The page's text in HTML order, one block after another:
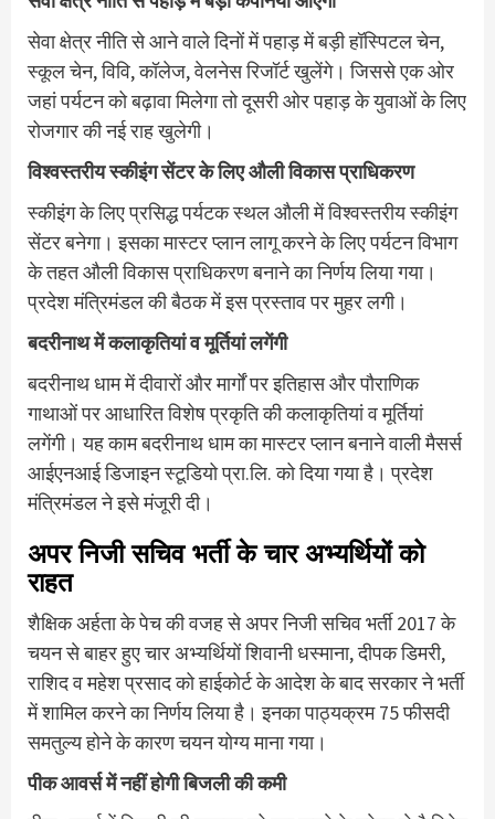
सेवा क्षेत्र नीति से आने वाले दिनों में पहाड़ में बड़ी हॉस्पिटल चेन,
स्कूल चेन, विवि, कॉलेज, वेलनेस रिजॉर्ट खुलेंगे। जिससे एक ओर
जहां पर्यटन को बढ़ावा मिलेगा तो दूसरी ओर पहाड़ के युवाओं के लिए
रोजगार की नई राह खुलेगी।
विश्वस्तरीय स्कीइंग सेंटर के लिए औली विकास प्राधिकरण
स्कीइंग के लिए प्रसिद्ध पर्यटक स्थल औली में विश्वस्तरीय स्कीइंग
सेंटर बनेगा। इसका मास्टर प्लान लागू करने के लिए पर्यटन विभाग
के तहत औली विकास प्राधिकरण बनाने का निर्णय लिया गया।
प्रदेश मंत्रिमंडल की बैठक में इस प्रस्ताव पर मुहर लगी।
बदरीनाथ में कलाकृतियां व मूर्तियां लगेंगी
बदरीनाथ धाम में दीवारों और मार्गों पर इतिहास और पौराणिक
गाथाओं पर आधारित विशेष प्रकृति की कलाकृतियां व मूर्तियां
लगेंगी। यह काम बदरीनाथ धाम का मास्टर प्लान बनाने वाली मैसर्स
आईएनआई डिजाइन स्टूडियो प्रा.लि. को दिया गया है। प्रदेश
मंत्रिमंडल ने इसे मंजूरी दी।
अपर निजी सचिव भर्ती के चार अभ्यर्थियों को
राहत
शैक्षिक अर्हता के पेच की वजह से अपर निजी सचिव भर्ती 2017 के
चयन से बाहर हुए चार अभ्यर्थियों शिवानी धस्माना, दीपक डिमरी,
राशिद व महेश प्रसाद को हाईकोर्ट के आदेश के बाद सरकार ने भर्ती
में शामिल करने का निर्णय लिया है। इनका पाठ्यक्रम 75 फीसदी
समतुल्य होने के कारण चयन योग्य माना गया।
पीक आवर्स में नहीं होगी बिजली की कमी